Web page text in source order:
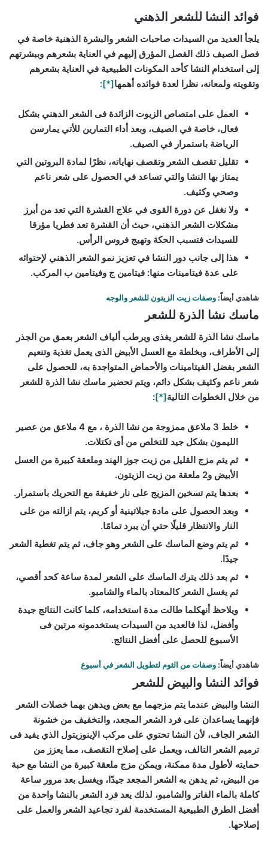
فوائد النشا للشعر الذهني
يلجأ العديد من السيدات صاحبات الشعر والبشرة الذهنية خاصة في
فصل الصيف ذلك الفصل المؤرق إليهم في العناية بشعرهم وببشرتهم
إلى استخدام النشا كأحد المكونات الطبيعية في العناية بشعرهم
وتقويته ولمعانه، نظرا لعدة فوائده أهمها[*]:
العمل على امتصاص الزيوت الزائدة فى الشعر الدهني بشكل
فعال، خاصة في الصيف، وبعد أداء التمارين للأتي يمارسن
الرياضة باستمرار في الصيف.
تقليل تقصف الشعر وتقصف نهاياته، نظرًا لمادة البروتين التي
يمتاز بها النشا والتي تساعد في الحصول على شعر ناعم
وصحي وكثيف.
ولا نغفل عن دورة القوى في علاج القشرة التي تعد من أبرز
مشكلات الشعر الذهني، حيث أن القشرة تعد فطريا مؤرقا
للسيدات فتسبب الحكة وتهيج فروس الرأس.
هذا إلى جانب دور النشا في تعزيز نمو الشعر الذهني لإحتوائه
على عدة فيتامينات منها: فيتامين ج وفيتامين ب المركب.
شاهدي أيضاً: وصفات زيت الزيتون للشعر والوجه
ماسك نشا الذرة للشعر
ماسك نشا الذرة للشعر يغذى ويرطب ألياف الشعر بعمق من الجذر
إلى الأطراف، وبخلطة مع العسل الأبيض الذى يعمل تغذية وتنعيم
الشعر بفضل الفيتامينات والأحماض المتواجدة به، للحصول على
شعر ناعم وكثيف بشكل دائم، ويتم تحضير ماسك نشا الذرة للشعر
من خلال الخطوات التالية[*]
:
خلط 3 ملاعق ممزوجة من نشا الذرة ، مع 4 ملاعق من عصير
الليمون بشكل جيد للتخلص من أى تكتلات.
ثم يتم مزج القليل من زيت جوز الهند وملعقة كبيرة من العسل
الأبيض و2 ملعقة من زيت الزيتون.
بعدها يتم تسخين المزيج على نار خفيفة مع التحريك باستمرار.
وبعد الحصول على مادة جيلاتينية أو كريم، يتم ازالته من على
النار والانتظار قليلًا حتي أن يبرد تمامًا.
ثم يتم وضع الماسك على الشعر وهو جاف، ثم يتم تغطية الشعر
جيدًا.
ثم بعد ذلك يترك الماسك على الشعر لمدة ساعة كحد أقصي،
ثم يغسل الشعر كالمعتاد بالماء والشامبو.
ويلاحظ أنهكلما طالت مدة استخدامه، كلما كانت النتائج جيدة
وأفضل، لذا فالعديد من السيدات يستخدمونه مرتين فى
الأسبوع للحصل على أفضل النتائج.
شاهدي أيضاً: وصفات من الثوم لتطويل الشعر في أسبوع
فوائد النشا والبيض للشعر
النشا والبيض عندما يتم مزجهما مع بعض ويدهن بهما خصلات الشعر
فإنهما يساعدان على فرد الشعر المجعد، والتخفيف من خشونة
الشعر الجاف، لأن النشا تحتوي على مركب الإينوزيتول الذي يفيد فى
ترميم الشعر التالف، ويعمل على إصلاح التقصف، مما يعزز من
حمايته لأطول مدة ممكنة، ويمكن مزج ملعقة كبيرة من النشا مع حبة
من البيض، ثم يدهن به الشعر المجعد جيدًا، ويغسل بعد مرور ساعة
كاملة بالماء الفاتر والشامبو، لذلك يعد فرد الشعر بالنشا واحدة من
أفضل الطرق الطبيعية المستخدمة لفرد تجاعيد الشعر والعمل على
إصلاحها.